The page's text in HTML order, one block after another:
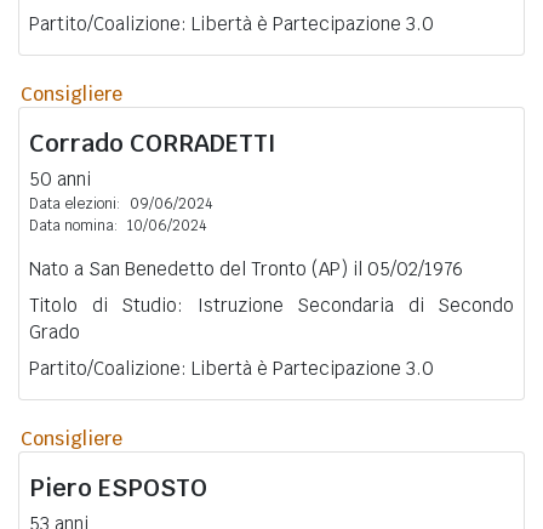
Partito/Coalizione: Libertà è Partecipazione 3.0
Consigliere
Corrado CORRADETTI
50 anni
Data elezioni:
09/06/2024
Data nomina: 10/06/2024
Nato a San Benedetto del Tronto (AP) il 05/02/1976
Titolo di Studio: Istruzione Secondaria di Secondo
Grado
Partito/Coalizione: Libertà è Partecipazione 3.0
Consigliere
Piero ESPOSTO
53 anni